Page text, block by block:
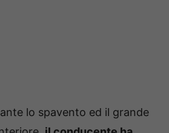
lo spavento ed il grande